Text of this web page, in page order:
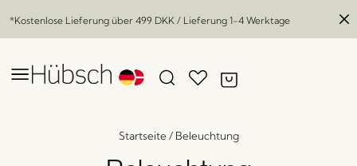
*Kostenlose Lieferung über 499 DKK / Lieferung 1-4 Werktage
Startseite/ Beleuchtung